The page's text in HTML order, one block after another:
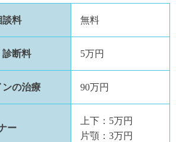
談料 無料
診断料 5万円
ンの治療 90万円
ー
上下：5万円
片顎：3万円